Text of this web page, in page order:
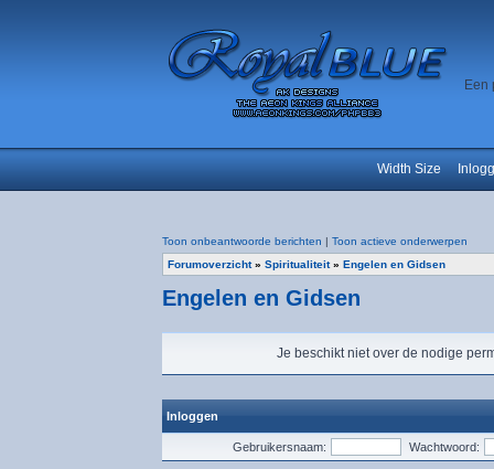
Een
Width Size
Toon onbeantwoorde berichten | Toon actieve onderwerpen
Forumoverzicht» Spiritualiteit» Engelen en Gidsen
Engelen en Gidsen
Je beschikt niet over de nodige
Inloggen
Gebruikersnaam: Wachtwoord: